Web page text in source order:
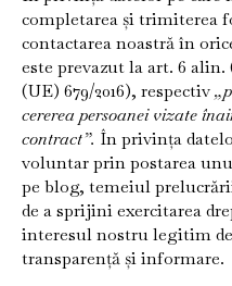
completarea și trimiterea
contactarea noastră în
este prevazut la art. 6
(UE) 679/2016), respectiv
cererea persoanei vizate
contract”. În privința
voluntar prin postarea
pe blog, temeiul
de a sprijini exercitarea
interesul nostru legitim
transparență și informare.